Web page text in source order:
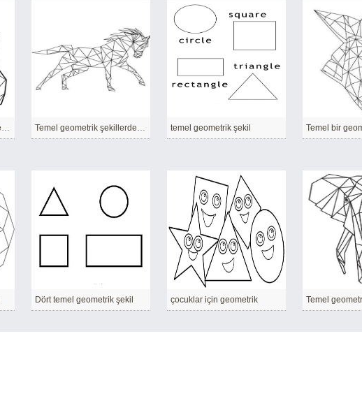
Temel geometrik şekillerden yapılmış kedi Temel geometrik şekillerden yapılmış at temel geometrik şekil
Dört temel geometrik şekil çocuklar için geometrik